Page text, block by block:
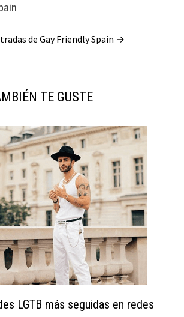
de Gay Friendly Spain →
TE GUSTE
LGTB más seguidas en redes